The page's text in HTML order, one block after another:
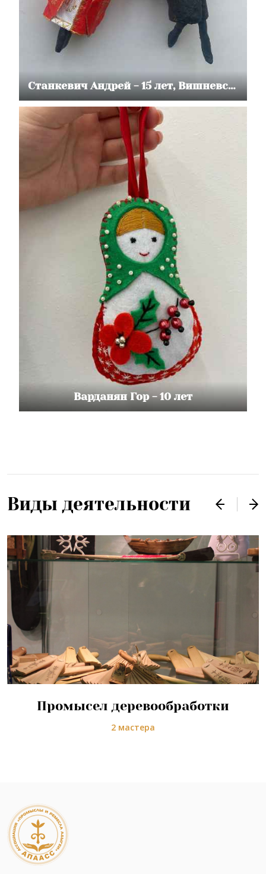
Станкевич Андрей - 15 лет, Вишневская Полина
Варданян Гор - 10 лет
Виды деятельности
Промысел деревообработки
2 мастера